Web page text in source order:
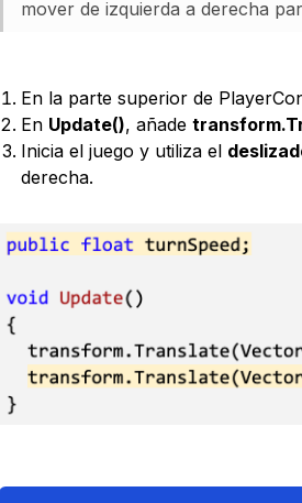
mover de izquierda a derecha
En la parte superior de
En Update(), añade
Inicia el juego y utiliza el
derecha.